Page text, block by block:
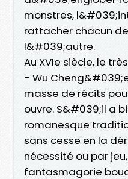
monstres,
rattacher chacun
l&#039;autre.
Au XVIe siècle, le
- Wu
masse de récits
ouvre. S&#039;il a
romanesque
sans cesse en la
nécessité ou par
fantasmagorie